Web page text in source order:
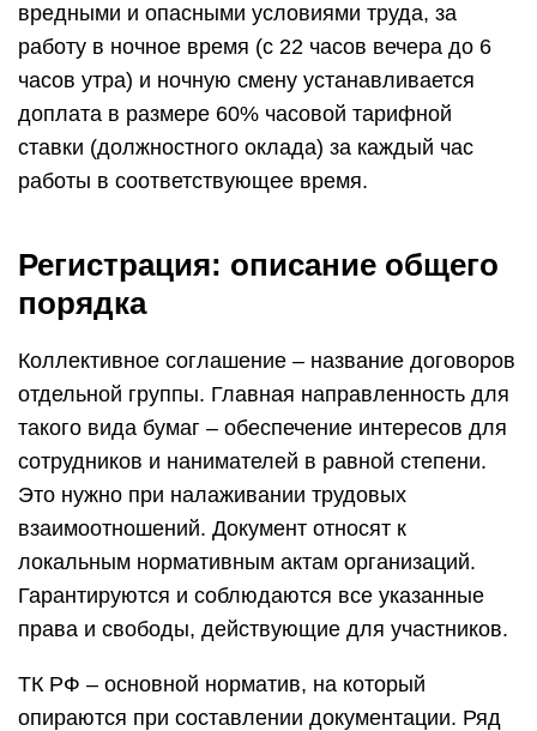
вредными и опасными условиями труда, за
работу в ночное время (с 22 часов вечера до 6
часов утра) и ночную смену устанавливается
доплата в размере 60% часовой тарифной
ставки (должностного оклада) за каждый час
работы в соответствующее время.
Регистрация: описание общего
порядка
Коллективное соглашение – название договоров
отдельной группы. Главная направленность для
такого вида бумаг – обеспечение интересов для
сотрудников и нанимателей в равной степени.
Это нужно при налаживании трудовых
взаимоотношений. Документ относят к
локальным нормативным актам организаций.
Гарантируются и соблюдаются все указанные
права и свободы, действующие для участников.
ТК РФ – основной норматив, на который
опираются при составлении документации. Ряд